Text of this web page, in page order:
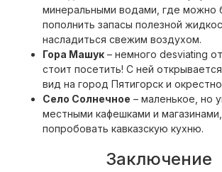
минеральными водами, где можно
пополнить запасы полезной
насладиться свежим воздухом.
Гора Машук – немного desviating
стоит посетить! С ней
вид на город Пятигорск и
Село Солнечное – маленькое, но
местными кафешками и
попробовать кавказскую кухню.
Заключение